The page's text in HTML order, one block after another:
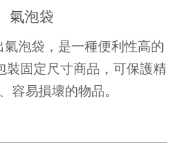
氣泡袋
泡袋，是一種便利性高的
裝固定尺寸商品，可保護精
容易損壞的物品。